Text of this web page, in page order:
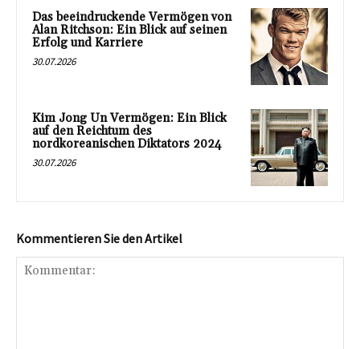
Das beeindruckende Vermögen von
Alan Ritchson: Ein Blick auf seinen
Erfolg und Karriere
30.07.2026
Kim Jong Un Vermögen: Ein Blick
auf den Reichtum des
nordkoreanischen Diktators 2024
30.07.2026
Kommentieren Sie den Artikel